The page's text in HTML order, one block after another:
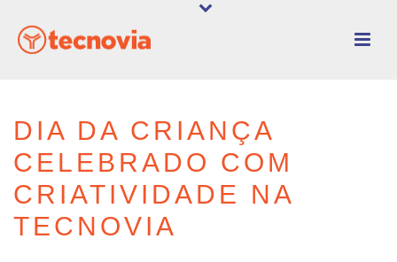
DIA DA CRIANÇA
CELEBRADO COM
CRIATIVIDADE NA
TECNOVIA